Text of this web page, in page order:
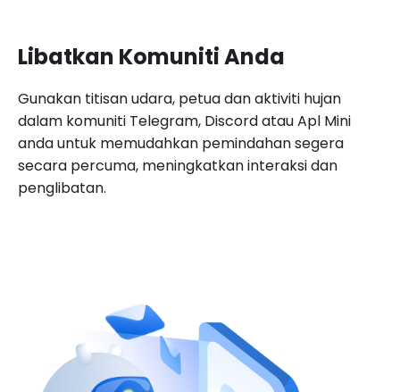
Langganan Berbayar
Dayakan langganan komuniti dan yuran
penyertaan, menyediakan pilihan pengewangan
dan pengurusan komuniti tambahan.